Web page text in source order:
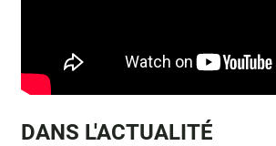
DANS L'ACTUALITÉ